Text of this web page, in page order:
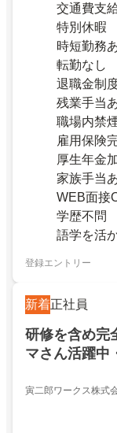
交通費支
特別休暇
時短勤務
転勤なし
退職金制
残業手当
職場内禁
雇用保険
厚生年金
家族手当
WEB面接
学歴不問
語学を活
登録エントリー
新着正社員
研修を含め完
マさん活躍中
寅二郎ワークス株式